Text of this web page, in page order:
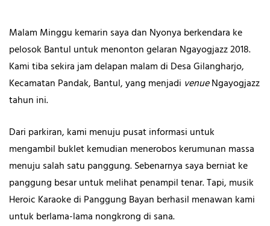
Malam Minggu kemarin saya dan Nyonya berkendara ke
pelosok Bantul untuk menonton gelaran Ngayogjazz 2018.
Kami tiba sekira jam delapan malam di Desa Gilangharjo,
Kecamatan Pandak, Bantul, yang menjadi venueNgayogjazz
tahun ini.
Dari parkiran, kami menuju pusat informasi untuk
mengambil buklet kemudian menerobos kerumunan massa
menuju salah satu panggung. Sebenarnya saya berniat ke
panggung besar untuk melihat penampil tenar. Tapi, musik
Heroic Karaoke di Panggung Bayan berhasil menawan kami
untuk berlama-lama nongkrong di sana.